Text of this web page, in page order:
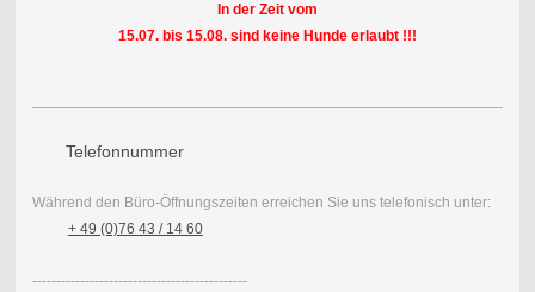
In der Zeit vom
15.07. bis 15.08. sind keine Hunde erlaubt !!!
Telefonnummer
Während den Büro-Öffnungszeiten erreichen Sie uns telefonisch unter:
+ 49 (0)76 43 / 14 60
---------------------------------------------